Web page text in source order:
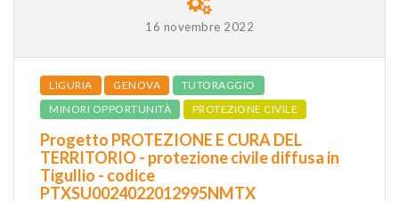
16 novembre 2022
LIGURIA GENOVA
TUTORAGGIO
MINORI OPPORTUNITÀ
PROTEZIONE CIVILE
Progetto PROTEZIONE E CURA DEL
TERRITORIO - protezione civile diffusa in
Tigullio - codice
PTXSU0024022012995NMTX